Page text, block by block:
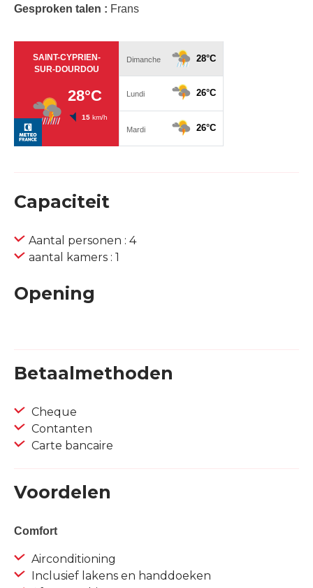
Gesproken talen : Frans
Capaciteit
Aantal personen : 4
aantal kamers : 1
Opening
Betaalmethoden
Cheque
Contanten
Carte bancaire
Voordelen
Comfort
Airconditioning
Inclusief lakens en handdoeken